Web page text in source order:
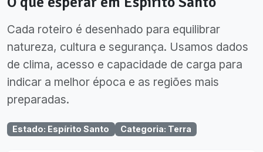
Cada roteiro é desenhado para equilibrar
natureza, cultura e segurança. Usamos dados
de clima, acesso e capacidade de carga para
indicar a melhor época e as regiões mais
preparadas.
Estado: Espírito Santo Categoria: Terra